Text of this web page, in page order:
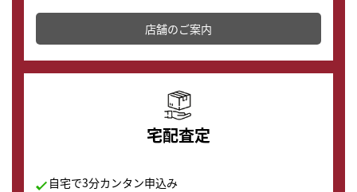
その場で現金買取致します。渋谷本店では、時計販売の
店舗を併設しており、下取りに出してお得に新しい時計
の購入もできます♪
店舗のご案内
宅配査定
自宅で3分カンタン申込み